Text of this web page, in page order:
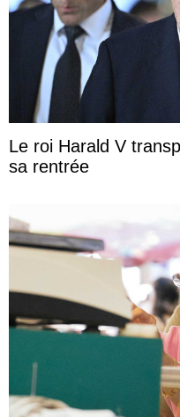
Le roi Harald V
sa rentrée